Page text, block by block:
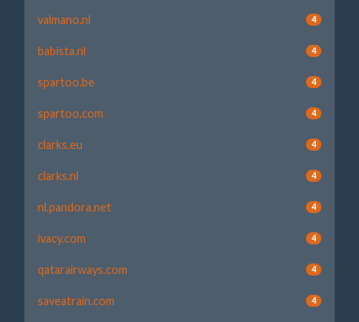
valmano.nl 4
babista.nl 4
spartoo.be 4
spartoo.com 4
clarks.eu 4
clarks.nl 4
nl.pandora.net 4
ivacy.com 4
qatarairways.com 4
saveatrain.com 4